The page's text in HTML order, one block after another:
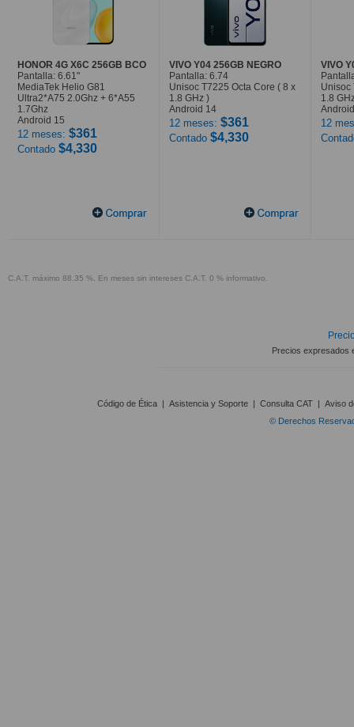
HONOR 4G X6C 256GB BCO
Pantalla: 6.61"
MediaTek Helio G81
Ultra2*A75 2.0Ghz + 6*A55
1.7Ghz
Android 15
12 meses: $361
Contado $4,330
VIVO Y04 256GB NEGRO
Pantalla: 6.74
Unisoc T7225 Octa Core ( 8 x
1.8 GHz )
Android 14
12 meses: $361
Contado $4,330
VIVO
Unisoc
1.8
12
C.A.T. máximo 88.35 %. En meses sin intereses C.A.T. 0 % informativo.
Precios expresados
Código de Ética | Asistencia y Soporte | Consulta CAT | Aviso
© Derechos